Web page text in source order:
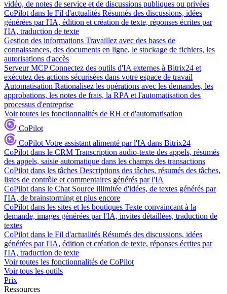
vidéo, de notes de service et de discussions publiques ou privées
CoPilot dans le Fil d'actualités Résumés des discussions, idées
générées par l'IA, édition et création de texte, réponses écrites par
l'IA, traduction de texte
Gestion des informations Travaillez avec des bases de
connaissances, des documents en ligne, le stockage de fichiers, les
autorisations d'accès
Serveur MCP Connectez des outils d'IA externes à Bitrix24 et
exécutez des actions sécurisées dans votre espace de travail
Automatisation Rationalisez les opérations avec les demandes, les
approbations, les notes de frais, la RPA et l'automatisation des
processus d'entreprise
Voir toutes les fonctionnalités de RH et d'automatisation
CoPilot
CoPilot Votre assistant alimenté par l'IA dans Bitrix24
CoPilot dans le CRM Transcription audio-texte des appels, résumés
des appels, saisie automatique dans les champs des transactions
CoPilot dans les tâches Descriptions des tâches, résumés des tâches,
listes de contrôle et commentaires générés par l'IA
CoPilot dans le Chat Source illimitée d'idées, de textes générés par
l'IA, de brainstorming et plus encore
CoPilot dans les sites et les boutiques Texte convaincant à la
demande, images générées par l'IA, invites détaillées, traduction de
textes
CoPilot dans le Fil d'actualités Résumés des discussions, idées
générées par l'IA, édition et création de texte, réponses écrites par
l'IA, traduction de texte
Voir toutes les fonctionnalités de CoPilot
Voir tous les outils
Prix
Ressources